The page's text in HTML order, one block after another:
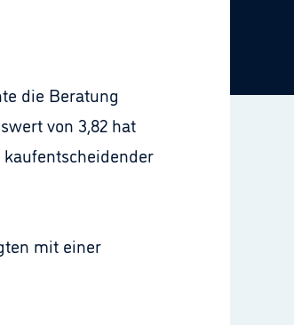
die Beratung
von 3,82 hat
mit einer